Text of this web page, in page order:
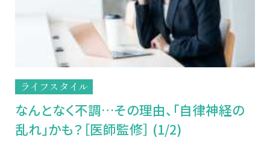
ライフスタイル
なんとなく不調…その理由、「自律神経の
乱れ」かも？［医師監修］ (1/2)